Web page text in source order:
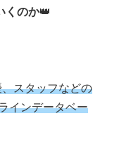
くのか👑
スタッフなどの
インデータベー